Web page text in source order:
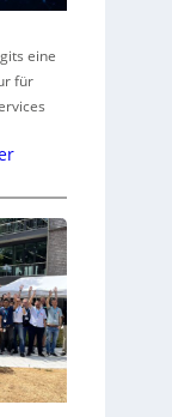
eine
für